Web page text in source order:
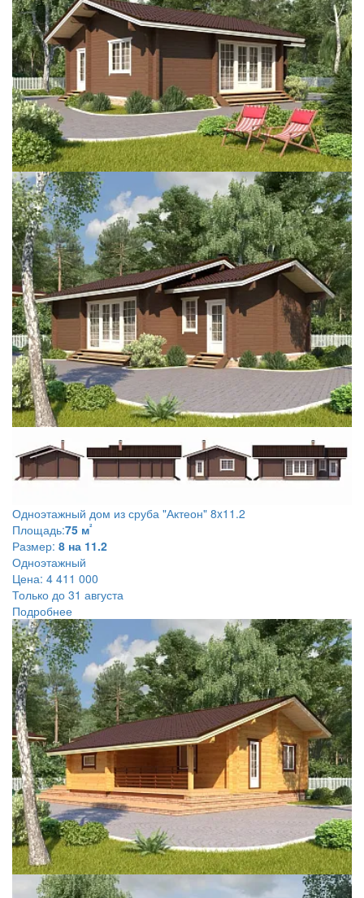
Одноэтажный дом из сруба "Актеон" 8x11.2
Площадь:75 м²
Размер: 8 на 11.2
Одноэтажный
Цена: 4 411 000
Только до 31 августа
Подробнее